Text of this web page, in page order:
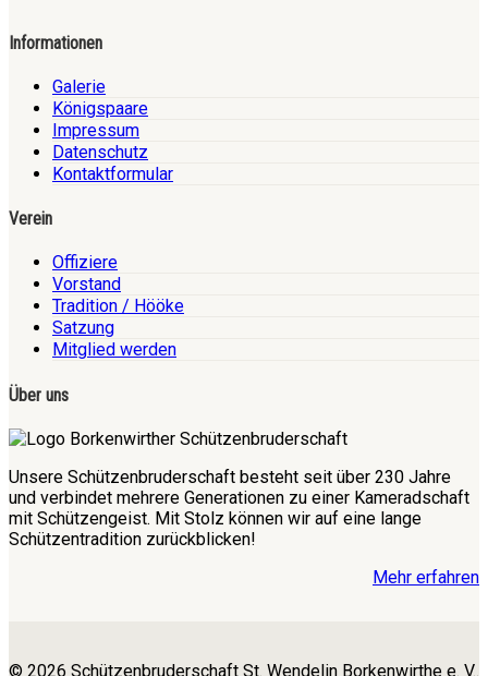
Informationen
Galerie
Königspaare
Impressum
Datenschutz
Kontaktformular
Verein
Offiziere
Vorstand
Tradition / Hööke
Satzung
Mitglied werden
Über uns
Unsere Schützenbruderschaft besteht seit über 230 Jahre
und verbindet mehrere Generationen zu einer Kameradschaft
mit Schützengeist. Mit Stolz können wir auf eine lange
Schützentradition zurückblicken!
Mehr erfahren
© 2026 Schützenbruderschaft St. Wendelin Borkenwirthe e. V..